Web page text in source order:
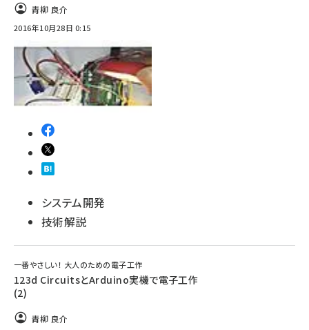
青柳 良介
2016年10月28日 0:15
システム開発
技術解説
一番やさしい！ 大人のための電子工作
123d CircuitsとArduino実機で電子工作
(2)
青柳 良介